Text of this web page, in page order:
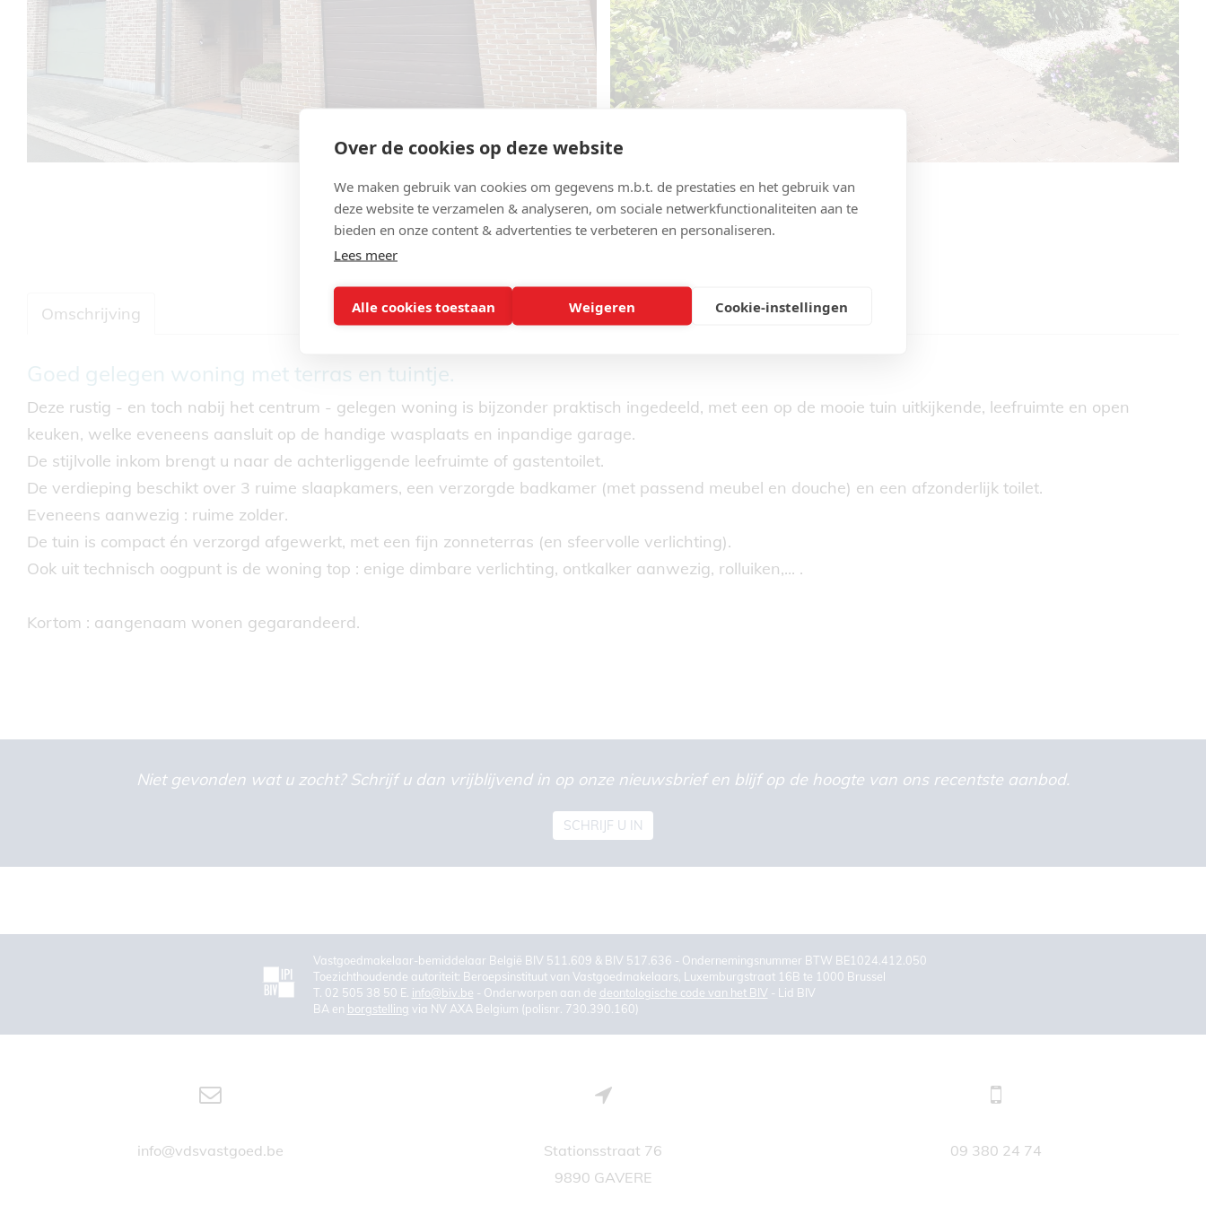
Omschrijving
Omschrijving
Goed gelegen woning met terras en tuintje.
Deze rustig - en toch nabij het centrum - gelegen woning is bijzonder praktisch ingedeeld, met een op de mooie tuin uitkijkende, leefruimte en open
keuken, welke eveneens aansluit op de handige wasplaats en inpandige garage.
De stijlvolle inkom brengt u naar de achterliggende leefruimte of gastentoilet.
De verdieping beschikt over 3 ruime slaapkamers, een verzorgde badkamer (met passend meubel en douche) en een afzonderlijk toilet.
Eveneens aanwezig : ruime zolder.
De tuin is compact én verzorgd afgewerkt, met een fijn zonneterras (en sfeervolle verlichting).
Ook uit technisch oogpunt is de woning top : enige dimbare verlichting, ontkalker aanwezig, rolluiken,... .
Kortom : aangenaam wonen gegarandeerd.
Niet gevonden wat u zocht? Schrijf u dan vrijblijvend in op onze nieuwsbrief en blijf op de hoogte van ons recentste aanbod.
SCHRIJF U IN
Vastgoedmakelaar-bemiddelaar België BIV 511.609 & BIV 517.636 - Ondernemingsnummer BTW BE1024.412.050
Toezichthoudende autoriteit: Beroepsinstituut van Vastgoedmakelaars, Luxemburgstraat 16B te 1000 Brussel
T. 02 505 38 50 E. info@biv.be - Onderworpen aan de deontologische code van het BIV - Lid BIV
BA en borgstelling via NV AXA Belgium (polisnr. 730.390.160)
info@vdsvastgoed.be
Stationsstraat 76
9890 GAVERE
09 380 24 74
Over de cookies op deze website
We maken gebruik van cookies om gegevens m.b.t. de prestaties en het gebruik van
deze website te verzamelen & analyseren, om sociale netwerkfunctionaliteiten aan te
bieden en onze content & advertenties te verbeteren en personaliseren.
Lees meer
Alle cookies toestaan Weigeren Cookie-instellingen